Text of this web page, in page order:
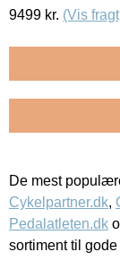
9499 kr. (Vis
De mest
Cykelpartner.dk,
Pedalatleten.dk
sortiment til gode